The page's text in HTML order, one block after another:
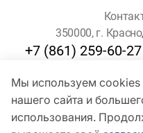
Мы используем cookies
нашего сайта и
использования.
350000, г.
+7 (861) 259-60-27
Для
©